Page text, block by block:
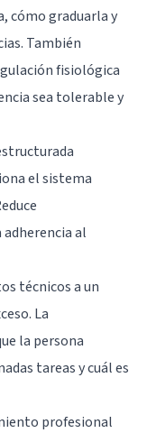
cómo graduarla y
También
fisiológica
sea tolerable y
el sistema
al
técnicos a un
La
la persona
tareas y cuál es
profesional